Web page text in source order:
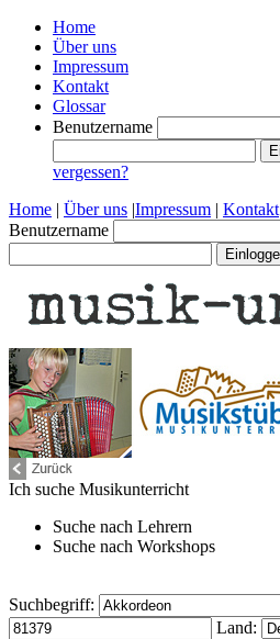
Home
Über uns
Impressum
Kontakt
Glossar
Benutzername
vergessen?
Home | Über uns |Impressum | Kontakt
Benutzername
Ich suche Musikunterricht
Suche nach Lehrern
Suche nach Workshops
Suchbegriff:
Land: